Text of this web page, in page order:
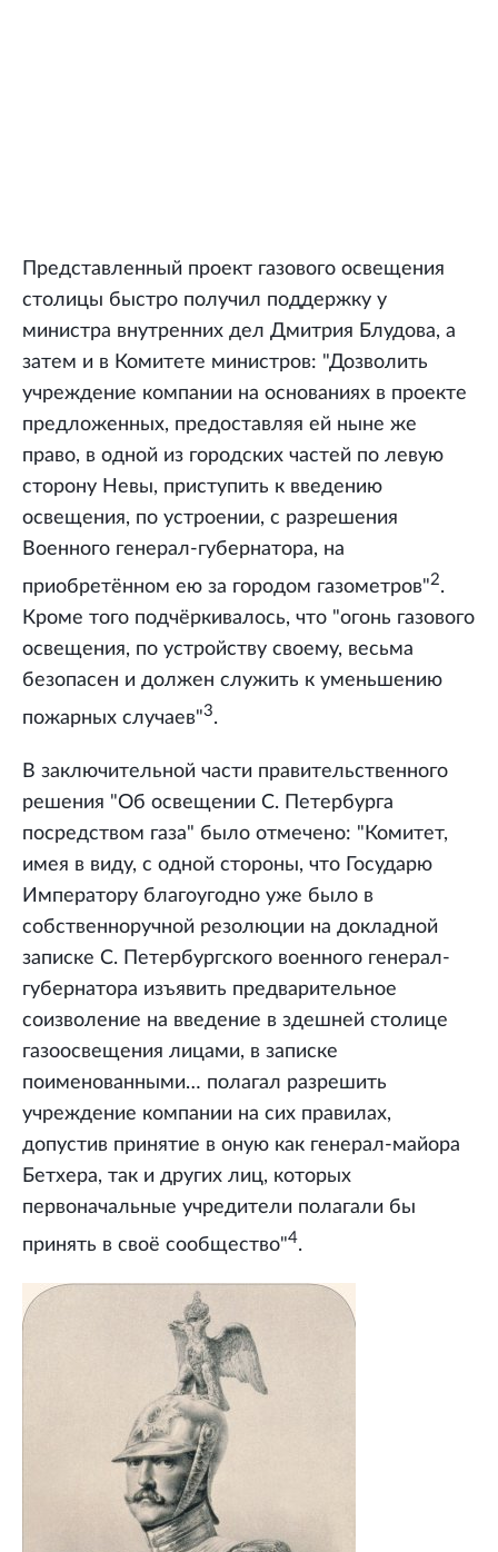
Представленный проект газового освещения
столицы быстро получил поддержку у
министра внутренних дел Дмитрия Блудова, а
затем и в Комитете министров: "Дозволить
учреждение компании на основаниях в проекте
предложенных, предоставляя ей ныне же
право, в одной из городских частей по левую
сторону Невы, приступить к введению
освещения, по устроении, с разрешения
Военного генерал-губернатора, на
приобретённом ею за городом газометров"2.
Кроме того подчёркивалось, что "огонь газового
освещения, по устройству своему, весьма
безопасен и должен служить к уменьшению
пожарных случаев"3.
В заключительной части правительственного
решения "Об освещении С. Петербурга
посредством газа" было отмечено: "Комитет,
имея в виду, с одной стороны, что Государю
Императору благоугодно уже было в
собственноручной резолюции на докладной
записке С. Петербургского военного генерал-
губернатора изъявить предварительное
соизволение на введение в здешней столице
газоосвещения лицами, в записке
поименованными… полагал разрешить
учреждение компании на сих правилах,
допустив принятие в оную как генерал-майора
Бетхера, так и других лиц, которых
первоначальные учредители полагали бы
принять в своё сообщество"4.